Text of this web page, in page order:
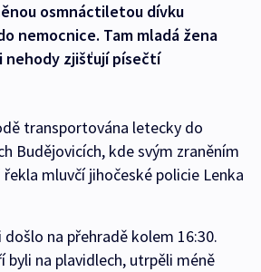
osmnáctiletou dívku
nemocnice. Tam mladá žena
nehody zjišťují písečtí
transportována letecky do
Budějovicích, kde svým zraněním
řekla mluvčí jihočeské policie Lenka
na přehradě kolem 16:30.
byli na plavidlech, utrpěli méně